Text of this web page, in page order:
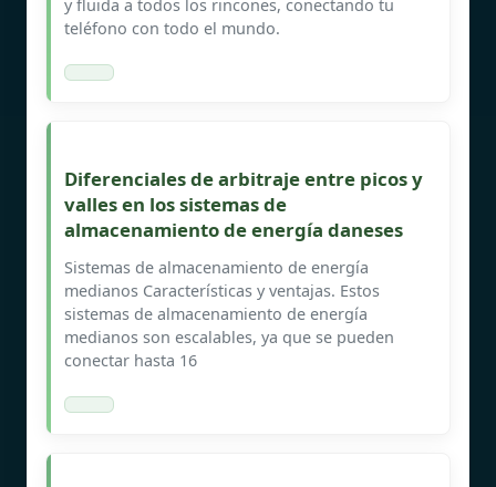
y fluida a todos los rincones, conectando tu
teléfono con todo el mundo.
Diferenciales de arbitraje entre picos y
valles en los sistemas de
almacenamiento de energía daneses
Sistemas de almacenamiento de energía
medianos Características y ventajas. Estos
sistemas de almacenamiento de energía
medianos son escalables, ya que se pueden
conectar hasta 16